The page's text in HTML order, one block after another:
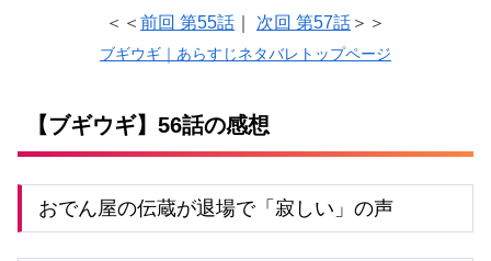
＜＜ 前回 第55話 次回 第57話 ＞＞
ブギウギ｜あらすじネタバレトップページ
【ブギウギ】56話の感想
おでん屋の伝蔵が退場で「寂しい」の声